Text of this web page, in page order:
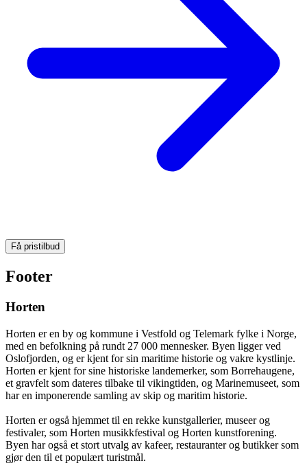
Få pristilbud
Footer
Horten
Horten er en by og kommune i Vestfold og Telemark fylke i Norge,
med en befolkning på rundt 27 000 mennesker. Byen ligger ved
Oslofjorden, og er kjent for sin maritime historie og vakre kystlinje.
Horten er kjent for sine historiske landemerker, som Borrehaugene,
et gravfelt som dateres tilbake til vikingtiden, og Marinemuseet, som
har en imponerende samling av skip og maritim historie.
Horten er også hjemmet til en rekke kunstgallerier, museer og
festivaler, som Horten musikkfestival og Horten kunstforening.
Byen har også et stort utvalg av kafeer, restauranter og butikker som
gjør den til et populært turistmål.